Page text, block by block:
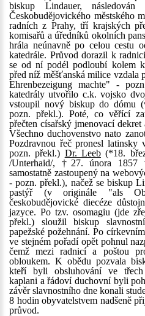
biskup Lindauer, následován
Českobudějovického městského
radních z Prahy, tří krajských
komisařů a úředníků okolních
hrála neúnavně po celou cestu
katedrále. Průvod dorazil k
se od ní podél podloubí kolem
před níž měšťanská milice
Ehrenbezeigung machte" -
katedrály utvořilo c.k. vojsko
vstoupil nový biskup do dómu
pozn. překl.). Poté, co věřící
přečten císařský jmenovací
Všechno duchovenstvo nato
Pozdravnou řeč pronesl
pozn. překl.) Dr. Leeb (*18.
/Unterhaid/, †27. února 1857
samostatně zastoupený na
- pozn. překl.), načež se biskup
pastýř (v originále "als
českobudějovické diecéze
jazyce. Po tzv. osomagiu (jde
překl.) sloužil biskup
papežské požehnání. Po
ve stejném pořadí opět pohnul
čemž mezi radnicí a poštou
obloukem. K obědu pozvala
kteří byli obsluhování ve
kaplani a řádoví duchovní byli
závěr slavnostního dne konali
8 hodin obyvatelstvem nadšeně
průvod.